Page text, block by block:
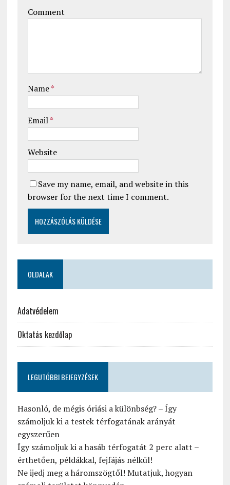
Comment
Name*
Email*
Website
Save my name, email, and website in this
browser for the next time I comment.
OLDALAK
Adatvédelem
Oktatás kezdőlap
LEGUTÓBBI BEJEGYZÉSEK
Hasonló, de mégis óriási a különbség? – Így
számoljuk ki a testek térfogatának arányát
egyszerűen
Így számoljuk ki a hasáb térfogatát 2 perc alatt –
érthetően, példákkal, fejfájás nélkül!
Ne ijedj meg a háromszögtől! Mutatjuk, hogyan